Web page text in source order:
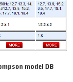
model DB